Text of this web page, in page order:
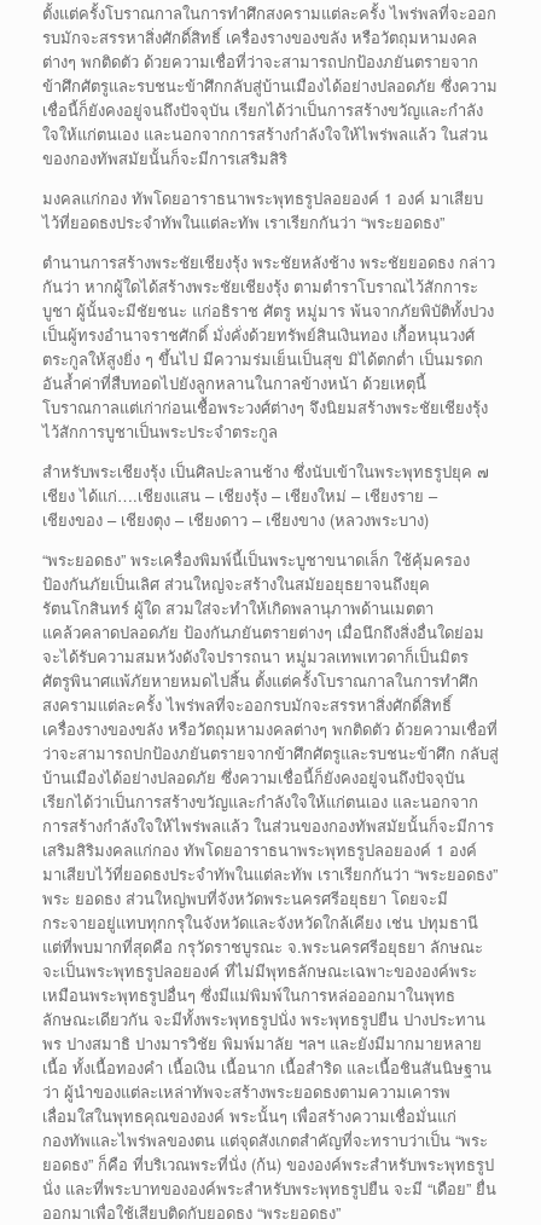
ตั้งแต่ครั้งโบราณกาลในการทำศึกสงครามแต่ละครั้ง ไพร่พลที่จะออก
รบมักจะสรรหาสิ่งศักดิ์สิทธิ์ เครื่องรางของขลัง หรือวัตถุมหามงคล
ต่างๆ พกติดตัว ด้วยความเชื่อที่ว่าจะสามารถปกป้องภยันตรายจาก
ข้าศึกศัตรูและรบชนะข้าศึกกลับสู่บ้านเมืองได้อย่างปลอดภัย ซึ่งความ
เชื่อนี้ก็ยังคงอยู่จนถึงปัจจุบัน เรียกได้ว่าเป็นการสร้างขวัญและกำลัง
ใจให้แก่ตนเอง และนอกจากการสร้างกำลังใจให้ไพร่พลแล้ว ในส่วน
ของกองทัพสมัยนั้นก็จะมีการเสริมสิริ
มงคลแก่กอง ทัพโดยอาราธนาพระพุทธรูปลอยองค์ 1 องค์ มาเสียบ
ไว้ที่ยอดธงประจำทัพในแต่ละทัพ เราเรียกกันว่า “พระยอดธง”
ตำนานการสร้างพระชัยเชียงรุ้ง พระชัยหลังช้าง พระชัยยอดธง กล่าว
กันว่า หากผู้ใดได้สร้างพระชัยเชียงรุ้ง ตามตำราโบราณไว้สักการะ
บูชา ผู้นั้นจะมีชัยชนะ แก่อธิราช ศัตรู หมู่มาร พ้นจากภัยพิบัติทั้งปวง
เป็นผู้ทรงอำนาจราชศักดิ์ มั่งคั่งด้วยทรัพย์สินเงินทอง เกื้อหนุนวงศ์
ตระกูลให้สูงยิ่ง ๆ ขึ้นไป มีความร่มเย็นเป็นสุข มิได้ตกต่ำ เป็นมรดก
อันล้ำค่าที่สืบทอดไปยังลูกหลานในกาลข้างหน้า ด้วยเหตุนี้
โบราณกาลแต่เก่าก่อนเชื้อพระวงศ์ต่างๆ จึงนิยมสร้างพระชัยเชียงรุ้ง
ไว้สักการบูชาเป็นพระประจำตระกูล
สำหรับพระเชียงรุ้ง เป็นศิลปะลานช้าง ซึ่งนับเข้าในพระพุทธรูปยุค ๗
เชียง ได้แก่….เชียงแสน – เชียงรุ้ง – เชียงใหม่ – เชียงราย –
เชียงของ – เชียงตุง – เชียงดาว – เชียงขาง (หลวงพระบาง)
“พระยอดธง” พระเครื่องพิมพ์นี้เป็นพระบูชาขนาดเล็ก ใช้คุ้มครอง
ป้องกันภัยเป็นเลิศ ส่วนใหญ่จะสร้างในสมัยอยุธยาจนถึงยุค
รัตนโกสินทร์ ผู้ใด สวมใส่จะทำให้เกิดพลานุภาพด้านเมตตา
แคล้วคลาดปลอดภัย ป้องกันภยันตรายต่างๆ เมื่อนึกถึงสิ่งอื่นใดย่อม
จะได้รับความสมหวังดังใจปรารถนา หมู่มวลเทพเทวดาก็เป็นมิตร
ศัตรูพินาศแพ้ภัยหายหมดไปสิ้น ตั้งแต่ครั้งโบราณกาลในการทำศึก
สงครามแต่ละครั้ง ไพร่พลที่จะออกรบมักจะสรรหาสิ่งศักดิ์สิทธิ์
เครื่องรางของขลัง หรือวัตถุมหามงคลต่างๆ พกติดตัว ด้วยความเชื่อที่
ว่าจะสามารถปกป้องภยันตรายจากข้าศึกศัตรูและรบชนะข้าศึก กลับสู่
บ้านเมืองได้อย่างปลอดภัย ซึ่งความเชื่อนี้ก็ยังคงอยู่จนถึงปัจจุบัน
เรียกได้ว่าเป็นการสร้างขวัญและกำลังใจให้แก่ตนเอง และนอกจาก
การสร้างกำลังใจให้ไพร่พลแล้ว ในส่วนของกองทัพสมัยนั้นก็จะมีการ
เสริมสิริมงคลแก่กอง ทัพโดยอาราธนาพระพุทธรูปลอยองค์ 1 องค์
มาเสียบไว้ที่ยอดธงประจำทัพในแต่ละทัพ เราเรียกกันว่า “พระยอดธง”
พระ ยอดธง ส่วนใหญ่พบที่จังหวัดพระนครศรีอยุธยา โดยจะมี
กระจายอยู่แทบทุกกรุในจังหวัดและจังหวัดใกล้เคียง เช่น ปทุมธานี
แต่ที่พบมากที่สุดคือ กรุวัดราชบูรณะ จ.พระนครศรีอยุธยา ลักษณะ
จะเป็นพระพุทธรูปลอยองค์ ที่ไม่มีพุทธลักษณะเฉพาะขององค์พระ
เหมือนพระพุทธรูปอื่นๆ ซึ่งมีแม่พิมพ์ในการหล่อออกมาในพุทธ
ลักษณะเดียวกัน จะมีทั้งพระพุทธรูปนั่ง พระพุทธรูปยืน ปางประทาน
พร ปางสมาธิ ปางมารวิชัย พิมพ์มาลัย ฯลฯ และยังมีมากมายหลาย
เนื้อ ทั้งเนื้อทองคำ เนื้อเงิน เนื้อนาก เนื้อสำริด และเนื้อชินสันนิษฐาน
ว่า ผู้นำของแต่ละเหล่าทัพจะสร้างพระยอดธงตามความเคารพ
เลื่อมใสในพุทธคุณขององค์ พระนั้นๆ เพื่อสร้างความเชื่อมั่นแก่
กองทัพและไพร่พลของตน แต่จุดสังเกตสำคัญที่จะทราบว่าเป็น “พระ
ยอดธง” ก็คือ ที่บริเวณพระที่นั่ง (ก้น) ขององค์พระสำหรับพระพุทธรูป
นั่ง และที่พระบาทขององค์พระสำหรับพระพุทธรูปยืน จะมี “เดือย” ยื่น
ออกมาเพื่อใช้เสียบติดกับยอดธง “พระยอดธง”